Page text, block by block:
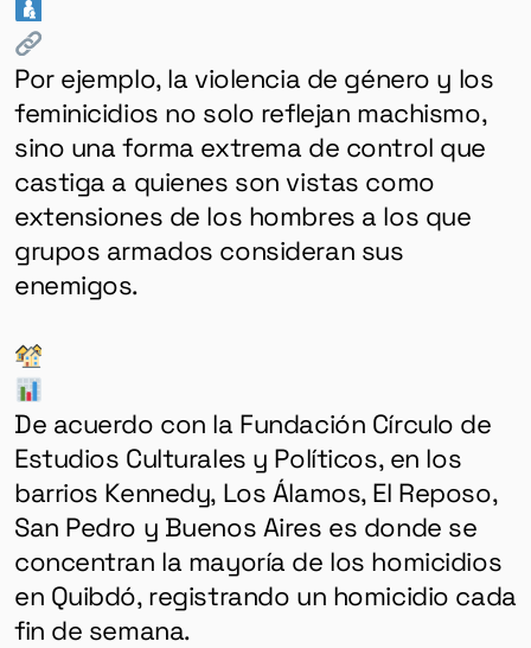
Por ejemplo, la violencia de género y los
feminicidios no solo reflejan machismo,
sino una forma extrema de control que
castiga a quienes son vistas como
extensiones de los hombres a los que
grupos armados consideran sus
enemigos.
De acuerdo con la Fundación Círculo de
Estudios Culturales y Políticos, en los
barrios Kennedy, Los Álamos, El Reposo,
San Pedro y Buenos Aires es donde se
concentran la mayoría de los homicidios
en Quibdó, registrando un homicidio cada
fin de semana.